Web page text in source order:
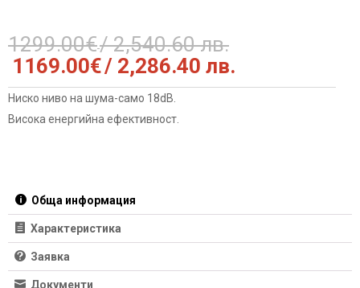
1299.00€/ 2,540.60 лв.
Original
price
was:
1299.00€
1169.00€/ 2,286.40 лв.
цена
Ниско ниво на шума-само 18dB.
Висока енергийна ефективност.
Обща информация
Характеристика
Заявка
Документи